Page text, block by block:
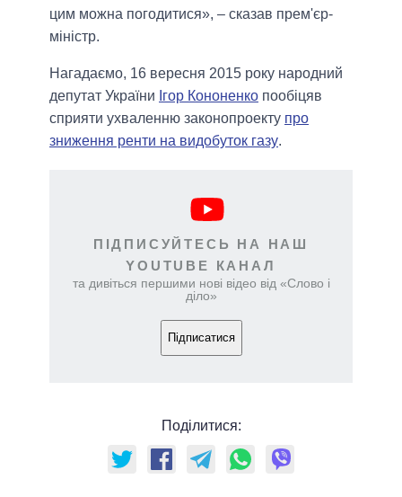
цим можна погодитися», – сказав прем'єр-
міністр.
Нагадаємо, 16 вересня 2015 року народний
депутат України Ігор Кононенко пообіцяв
сприяти ухваленню законопроекту про
зниження ренти на видобуток газу.
ПІДПИСУЙТЕСЬ НА НАШ
YOUTUBE КАНАЛ
та дивіться першими нові відео від «Слово і
діло»
Підписатися
Поділитися: